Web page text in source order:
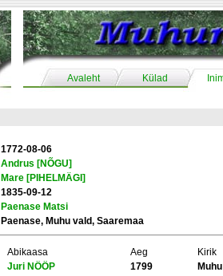
Avaleht Külad
1772-08-06
Andrus [NÕGU]
Mare [PIHELMÄGI]
1835-09-12
Paenase Matsi
Paenase, Muhu vald, Saaremaa
Abikaasa Aeg
Kirik
Juri NÖÖP
1799
Muhu